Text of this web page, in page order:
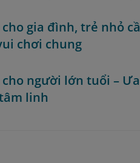
cho gia đình, trẻ nhỏ
chơi chung
cho người lớn tuổi –
linh